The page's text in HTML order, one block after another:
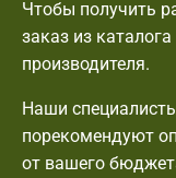
Чтобы получить
заказ из
производителя.
Наши
порекомендуют
от вашего